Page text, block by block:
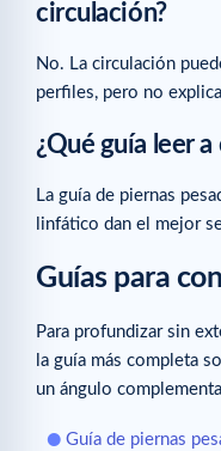
circulación?
No. La circulación
perfiles, pero no
¿Qué guía leer
La guía de piernas
linfático dan el mejor
Guías para
Para profundizar sin
la guía más completa
un ángulo
Guía de piernas